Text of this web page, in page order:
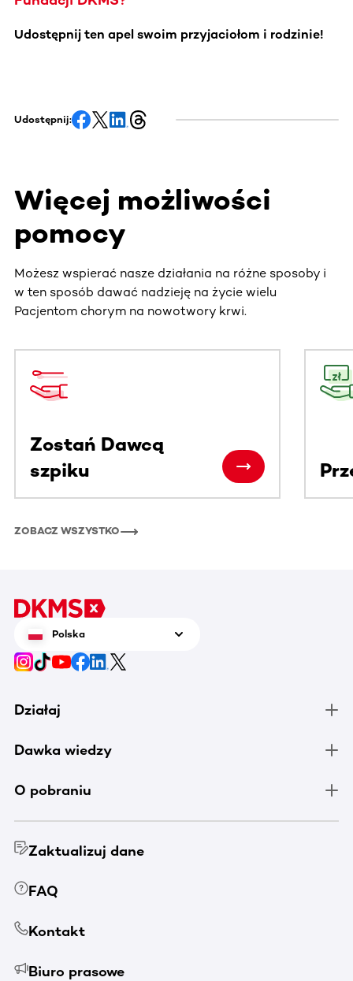
Udostępnij ten apel swoim przyjaciołom i rodzinie!
Udostępnij:
Więcej możliwości
pomocy
Możesz wspierać nasze działania na różne sposoby i
w ten sposób dawać nadzieję na życie wielu
Pacjentom chorym na nowotwory krwi.
Zostań Dawcą
szpiku
ZOBACZ WSZYSTKO
Polska
Działaj
Dawka wiedzy
O pobraniu
Zaktualizuj dane
FAQ
Kontakt
Biuro prasowe